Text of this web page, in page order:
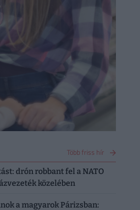
Több friss hír
drón robbant fel a NATO
közelében
a magyarok Párizsban: